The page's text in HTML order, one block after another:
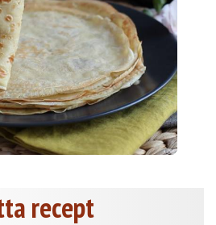
recept